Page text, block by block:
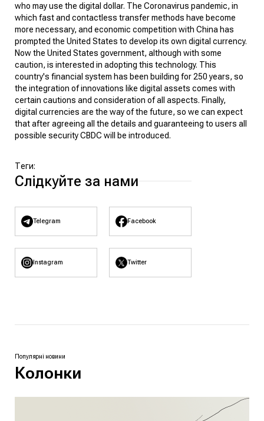
who may use the digital dollar. The Coronavirus pandemic, in
which fast and contactless transfer methods have become
more necessary, and economic competition with China has
prompted the United States to develop its own digital currency.
Now the United States government, although with some
caution, is interested in adopting this technology. This
country's financial system has been building for 250 years, so
the integration of innovations like digital assets comes with
certain cautions and consideration of all aspects. Finally,
digital currencies are the way of the future, so we can expect
that after agreeing all the details and guaranteeing to users all
possible security CBDC will be introduced.
Теги:
Слідкуйте за нами
Telegram Facebook
Instagram Twitter
Популярні новини
Колонки